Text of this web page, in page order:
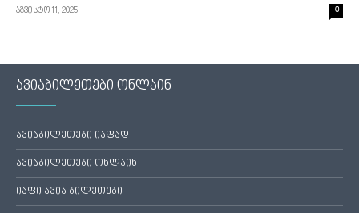
აგვისტო 11, 2025 0
ავიაბილეთები ონლაინ
ავიაბილეთები იაფად
ავიაბილეთები ონლაინ
იაფი ავია ბილეთები